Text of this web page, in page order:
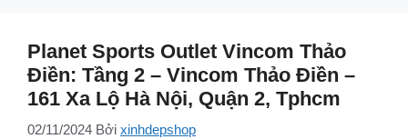
Planet Sports Outlet Vincom Thảo
Điền: Tầng 2 – Vincom Thảo Điền –
161 Xa Lộ Hà Nội, Quận 2, Tphcm
02/11/2024 Bởi xinhdepshop